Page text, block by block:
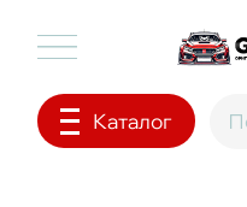
Каталог